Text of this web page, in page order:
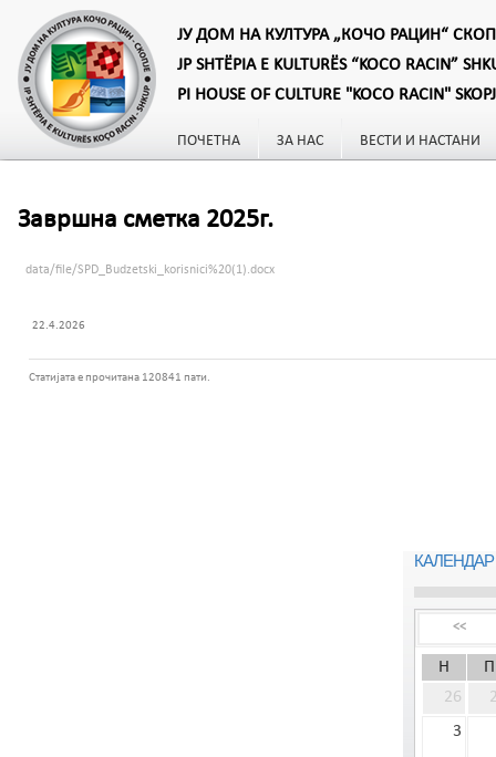
ЈУ ДОМ НА КУЛТУРА „КОЧО РАЦИН“
JP SHTËPIA E KULTURËS “KOCO RACIN”
PI HOUSE OF CULTURE "KOCO RACIN"
ПОЧЕТНА ЗА НАС ВЕСТИ И НАСТАНИ
Завршна сметка 2025г.
data/file/SPD_Budzetski_korisnici%20(1).docx
22.4.2026
Статијата е прочитана 120841 пати.
<<
Н
П
26
3